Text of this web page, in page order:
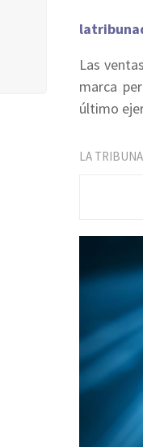
Las
marca
último
LA